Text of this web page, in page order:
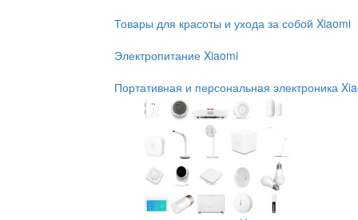
Товары для красоты и ухода за собой Xiaomi
Электропитание Xiaomi
Портативная и персональная электроника